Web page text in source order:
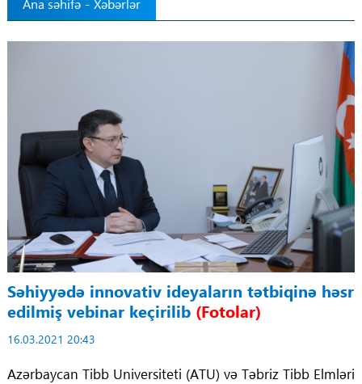
Ana səhifə - Xəbərlər
Səhiyyədə innovativ ideyaların tətbiqinə həsr
edilmiş vebinar keçirilib (Fotolar)
16.03.2021 20:43
Azərbaycan Tibb Universiteti (ATU) və Təbriz Tibb Elmləri
Gündəm
Tibbi maarifləndirmə
Mühüm hadisələr
COVID-19
ÜST